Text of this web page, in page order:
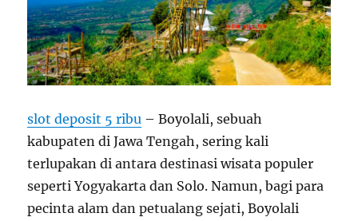
slot deposit 5 ribu – Boyolali, sebuah
kabupaten di Jawa Tengah, sering kali
terlupakan di antara destinasi wisata populer
seperti Yogyakarta dan Solo. Namun, bagi para
pecinta alam dan petualang sejati, Boyolali